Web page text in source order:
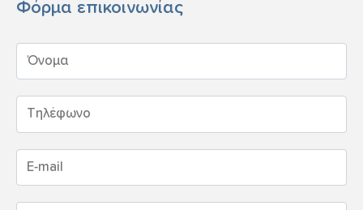
Φόρμα επικοινωνίας